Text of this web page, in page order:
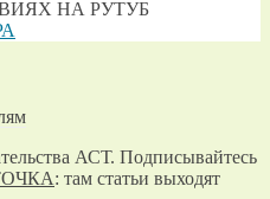
НА РУТУБ
АСТ. Подписывайтесь
: там статьи выходят